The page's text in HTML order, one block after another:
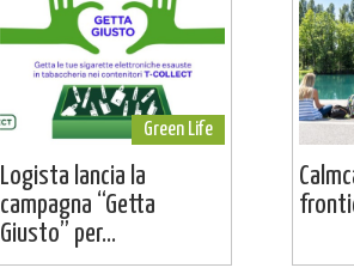
Green Life
Logista lancia la
campagna “Getta
Giusto” per...